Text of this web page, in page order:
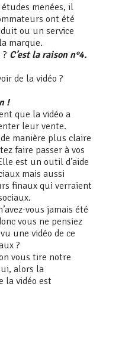
menées, il
ont été
ou un service
marque.
C’est la raison n°4.
de la vidéo ?
!
que la vidéo a
leur vente.
manière plus claire
faire passer à vos
est un outil d’aide
mais aussi
finaux qui verraient
vous jamais été
vous ne pensiez
une vidéo de ce
?
vous tire notre
alors la
la vidéo est